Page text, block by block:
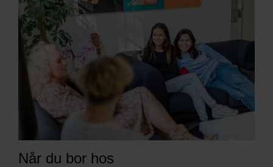
Når du bor hos